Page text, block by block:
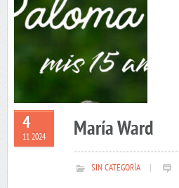
4
11 2024 María Ward
SIN CATEGORÍA